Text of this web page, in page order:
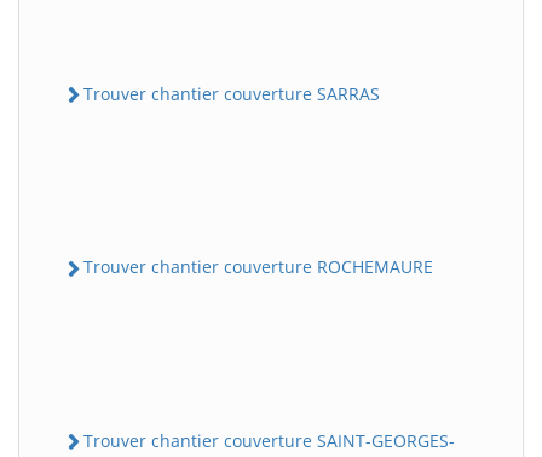
Trouver chantier couverture SARRAS
Trouver chantier couverture ROCHEMAURE
Trouver chantier couverture SAINT-GEORGES-